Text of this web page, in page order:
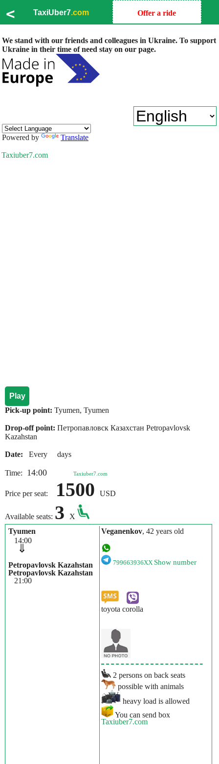
< TaxiUber7.com Offer a ride
We stand with our friends and colleagues in Ukraine. To support
Ukraine in their time of need stay on our page.
Powered by Translate
Taxiuber7.com
Play
Pick-up point: Tyumen, Tyumen
Drop-off point: Петропавловск Казахстан Petropavlovsk
Kazahstan
Date: Every days
Time: 14:00 Taxiuber7.com
Price per seat: 1500 USD
Available seats: 3
X
Tyumen
14:00
⇓
Petropavlovsk Kazahstan
Petropavlovsk Kazahstan
21:00
Veganenkov, 42 years old
799663936XX Show number
toyota corolla
2 persons on back seats
possible with animals
heavy load is allowed
You can send box
Taxiuber7.com